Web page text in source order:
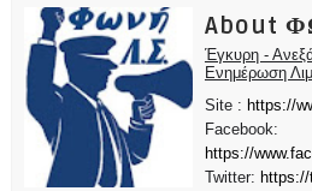
About
Έγκυρη -
Ενημέρωση
Site : https://
Facebook:
https://
Twitter: